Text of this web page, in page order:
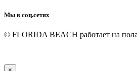
Мы в соц.сетях
© FLORIDA BEACH работает на